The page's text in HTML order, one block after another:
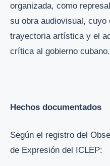
organizada, como
su obra audiovisual, cuyo
trayectoria artística y el
crítica al gobierno cubano.
Hechos documentados
Según el registro del
de Expresión del ICLEP: